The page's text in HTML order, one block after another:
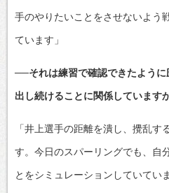
手のやりたいことをさせないよう
ています」
──それは練習で確認できたよう
出し続けることに関係していますか
「井上選手の距離を潰し、攪乱す
す。今日のスパーリングでも、自
とをシミュレーションしていてい